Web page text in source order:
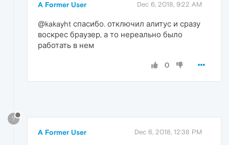
A Former User Dec 6, 2018, 9:22 AM
@kakayht спасибо. отключил алитус и сразу
воскрес браузер, а то нереально было
работать в нем
0
?
A Former User Dec 6, 2018, 12:38 PM